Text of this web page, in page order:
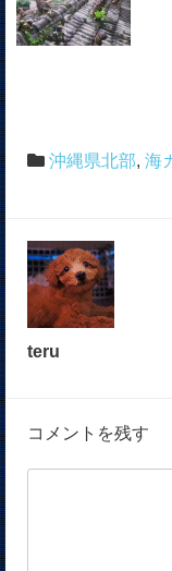
沖縄県北部, 海
teru
コメントを残す